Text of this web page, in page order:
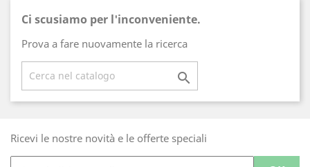
Ci scusiamo per l'inconveniente.
Prova a fare nuovamente la ricerca

Ricevi le nostre novità e le offerte speciali